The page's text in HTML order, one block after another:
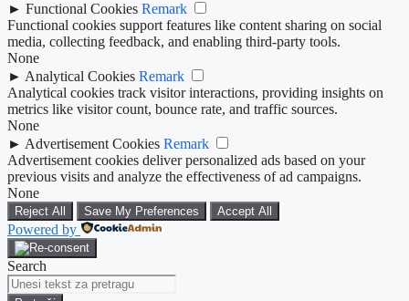
► Functional Cookies Remark
Functional cookies support features like content sharing on social
media, collecting feedback, and enabling third-party tools.
None
► Analytical Cookies Remark
Analytical cookies track visitor interactions, providing insights on
metrics like visitor count, bounce rate, and traffic sources.
None
► Advertisement Cookies Remark
Advertisement cookies deliver personalized ads based on your
previous visits and analyze the effectiveness of ad campaigns.
None
Reject All Save My Preferences Accept All
Powered by
Search